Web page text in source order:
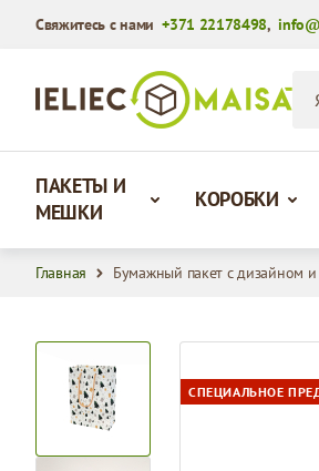
Свяжитесь с нами+371 22178498,
ПАКЕТЫ И
МЕШКИ
КОРОБКИ
Главная Бумажный пакет с дизайном
СПЕЦИАЛЬНОЕ